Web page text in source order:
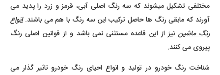
مختلفی تشکیل میشوند که سه رنگ اصلی آبی، قرمز و زرد را پدید می
آورند که مابقی رنگ ها حاصل ترکیب این سه رنگ با هم می باشند.انواع
رنگ ماشین نیز از این قاعده مستثنی نمی باشد و از قوانین اصلی رنگ
پیروی می کنند.
شناخت رنگ خودرو در تولید و انواع احیای رنگ خودرو تاثیر گذار می